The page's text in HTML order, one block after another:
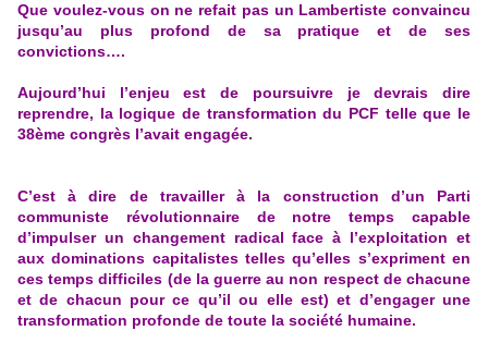
Que voulez-vous on ne refait pas un Lambertiste convaincu
jusqu’au plus profond de sa pratique et de ses
convictions….
Aujourd’hui l’enjeu est de poursuivre je devrais dire
reprendre, la logique de transformation du PCF telle que le
38ème congrès l’avait engagée.
C’est à dire de travailler à la construction d’un Parti
communiste révolutionnaire de notre temps capable
d’impulser un changement radical face à l’exploitation et
aux dominations capitalistes telles qu’elles s’expriment en
ces temps difficiles (de la guerre au non respect de chacune
et de chacun pour ce qu’il ou elle est) et d’engager une
transformation profonde de toute la société humaine.